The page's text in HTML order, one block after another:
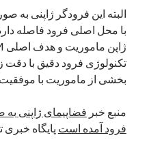
جولای 2024
ژوئن 2024
می 2024
آوریل 2024
مارس 2024
ژانویه 2024
دسامبر 2023
با محل اصلی فرود فاصله
بخشی از ماموریت با
منبع خبر فضاپیمای ژاپنی
فرود آمده است پایگاه